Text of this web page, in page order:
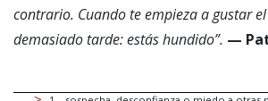
contrario. Cuando te empieza a gustar el
demasiado tarde: estás hundido”. —